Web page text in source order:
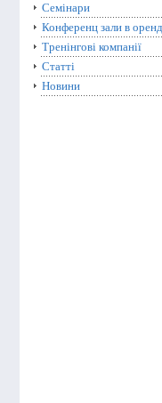
Семінари
Конференц зали в
Тренінгові компанії
Статті
Новини